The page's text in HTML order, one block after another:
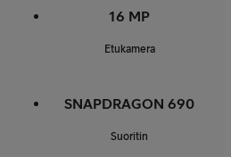
16 MP
Etukamera
SNAPDRAGON 690
Suoritin